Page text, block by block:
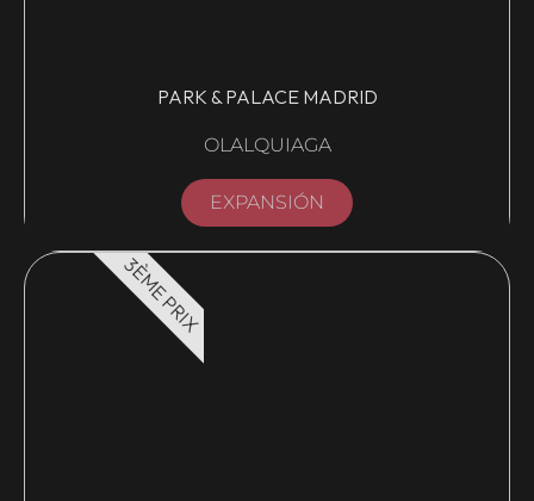
PARK & PALACE MADRID
OLALQUIAGA
EXPANSIÓN
3ÈME PRIX